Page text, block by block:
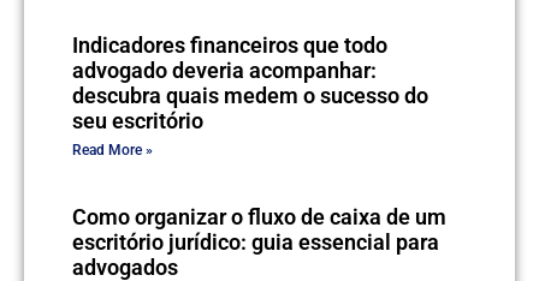
Indicadores financeiros que todo
advogado deveria acompanhar:
descubra quais medem o sucesso do
seu escritório
Read More »
Como organizar o fluxo de caixa de um
escritório jurídico: guia essencial para
advogados